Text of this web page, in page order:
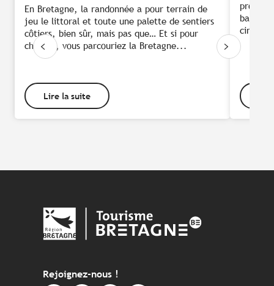
En Bretagne, la randonnée a pour terrain de
jeu le littoral et toute une palette de sentiers
côtiers, bien sûr, mais pas que… Et si pour
changer, vous parcouriez la Bretagne...
Lire la suite
promet
cinq
Rejoignez-nous !